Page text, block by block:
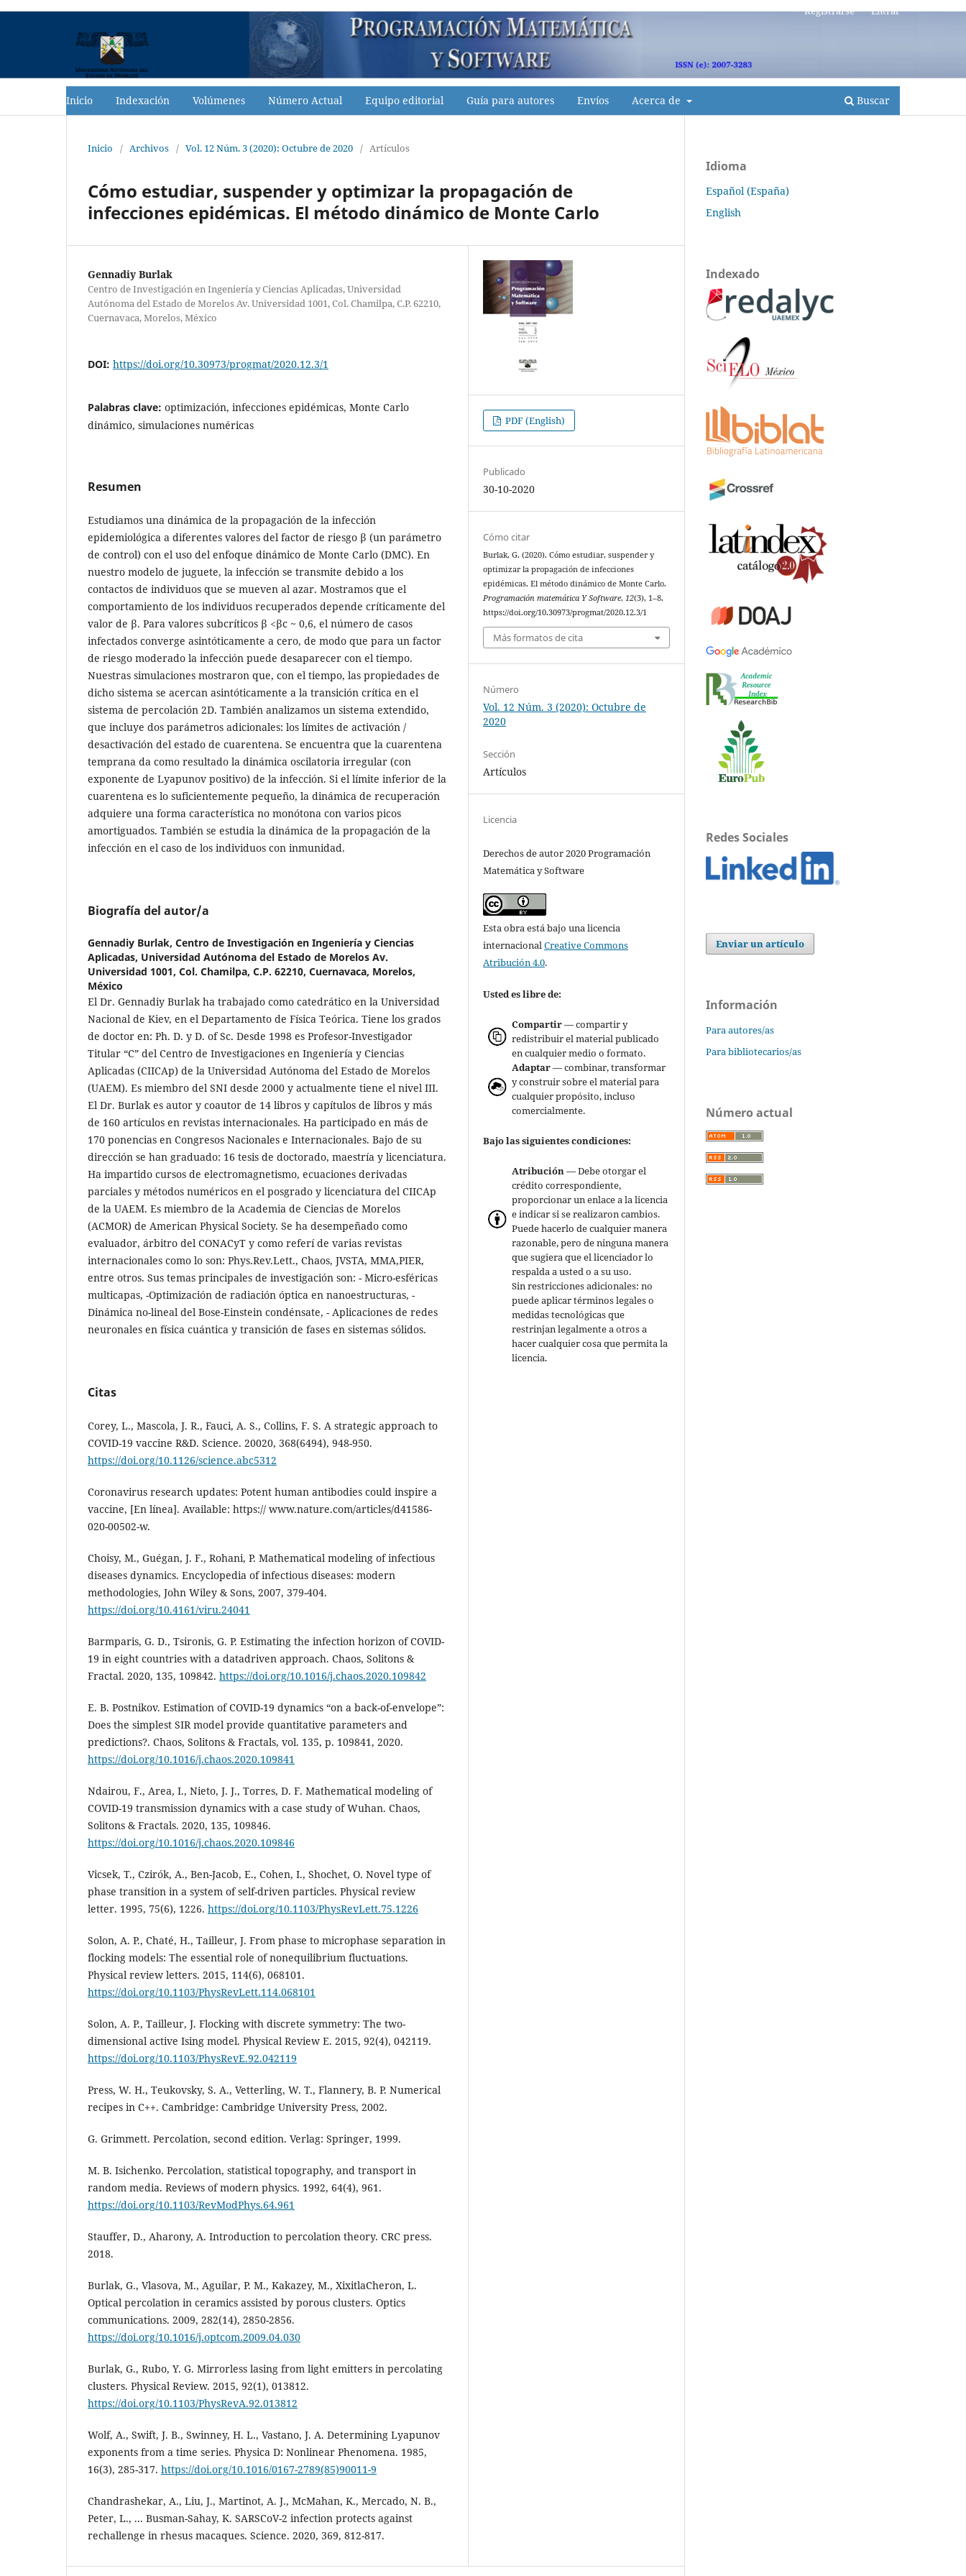
Inicio Indexación Volúmenes Número Actual Equipo editorial Guía para autores Envíos Acerca de Buscar
Registrarse Entrar
Inicio / Archivos / Vol. 12 Núm. 3 (2020): Octubre de 2020 / Artículos
Cómo estudiar, suspender y optimizar la propagación de
infecciones epidémicas. El método dinámico de Monte Carlo
Gennadiy Burlak
Centro de Investigación en Ingeniería y Ciencias Aplicadas, Universidad
Autónoma del Estado de Morelos Av. Universidad 1001, Col. Chamilpa, C.P. 62210,
Cuernavaca, Morelos, México
DOI: https://doi.org/10.30973/progmat/2020.12.3/1
Palabras clave: optimización, infecciones epidémicas, Monte Carlo
dinámico, simulaciones numéricas
Resumen
Estudiamos una dinámica de la propagación de la infección
epidemiológica a diferentes valores del factor de riesgo β (un parámetro
de control) con el uso del enfoque dinámico de Monte Carlo (DMC). En
nuestro modelo de juguete, la infección se transmite debido a los
contactos de individuos que se mueven al azar. Mostramos que el
comportamiento de los individuos recuperados depende críticamente del
valor de β. Para valores subcríticos β <βc ~ 0,6, el número de casos
infectados converge asintóticamente a cero, de modo que para un factor
de riesgo moderado la infección puede desaparecer con el tiempo.
Nuestras simulaciones mostraron que, con el tiempo, las propiedades de
dicho sistema se acercan asintóticamente a la transición crítica en el
sistema de percolación 2D. También analizamos un sistema extendido,
que incluye dos parámetros adicionales: los límites de activación /
desactivación del estado de cuarentena. Se encuentra que la cuarentena
temprana da como resultado la dinámica oscilatoria irregular (con
exponente de Lyapunov positivo) de la infección. Si el límite inferior de la
cuarentena es lo suficientemente pequeño, la dinámica de recuperación
adquiere una forma característica no monótona con varios picos
amortiguados. También se estudia la dinámica de la propagación de la
infección en el caso de los individuos con inmunidad.
Biografía del autor/a
Gennadiy Burlak, Centro de Investigación en Ingeniería y Ciencias
Aplicadas, Universidad Autónoma del Estado de Morelos Av.
Universidad 1001, Col. Chamilpa, C.P. 62210, Cuernavaca, Morelos,
México
El Dr. Gennadiy Burlak ha trabajado como catedrático en la Universidad
Nacional de Kiev, en el Departamento de Física Teórica. Tiene los grados
de doctor en: Ph. D. y D. of Sc. Desde 1998 es Profesor-Investigador
Titular “C” del Centro de Investigaciones en Ingeniería y Ciencias
Aplicadas (CIICAp) de la Universidad Autónoma del Estado de Morelos
(UAEM). Es miembro del SNI desde 2000 y actualmente tiene el nivel III.
El Dr. Burlak es autor y coautor de 14 libros y capítulos de libros y más
de 160 artículos en revistas internacionales. Ha participado en más de
170 ponencias en Congresos Nacionales e Internacionales. Bajo de su
dirección se han graduado: 16 tesis de doctorado, maestría y licenciatura.
Ha impartido cursos de electromagnetismo, ecuaciones derivadas
parciales y métodos numéricos en el posgrado y licenciatura del CIICAp
de la UAEM. Es miembro de la Academia de Ciencias de Morelos
(ACMOR) de American Physical Society. Se ha desempeñado como
evaluador, árbitro del CONACyT y como referí de varias revistas
internacionales como lo son: Phys.Rev.Lett., Chaos, JVSTA, MMA,PIER,
entre otros. Sus temas principales de investigación son: - Micro-esféricas
multicapas, -Optimización de radiación óptica en nanoestructuras, -
Dinámica no-lineal del Bose-Einstein condénsate, - Aplicaciones de redes
neuronales en física cuántica y transición de fases en sistemas sólidos.
Citas
Corey, L., Mascola, J. R., Fauci, A. S., Collins, F. S. A strategic approach to
COVID-19 vaccine R&D. Science. 20020, 368(6494), 948-950.
https://doi.org/10.1126/science.abc5312
Coronavirus research updates: Potent human antibodies could inspire a
vaccine, [En línea]. Available: https:// www.nature.com/articles/d41586-
020-00502-w.
Choisy, M., Guégan, J. F., Rohani, P. Mathematical modeling of infectious
diseases dynamics. Encyclopedia of infectious diseases: modern
methodologies, John Wiley & Sons, 2007, 379-404.
https://doi.org/10.4161/viru.24041
Barmparis, G. D., Tsironis, G. P. Estimating the infection horizon of COVID-
19 in eight countries with a datadriven approach. Chaos, Solitons &
Fractal. 2020, 135, 109842. https://doi.org/10.1016/j.chaos.2020.109842
E. B. Postnikov. Estimation of COVID-19 dynamics “on a back-of-envelope”:
Does the simplest SIR model provide quantitative parameters and
predictions?. Chaos, Solitons & Fractals, vol. 135, p. 109841, 2020.
https://doi.org/10.1016/j.chaos.2020.109841
Ndairou, F., Area, I., Nieto, J. J., Torres, D. F. Mathematical modeling of
COVID-19 transmission dynamics with a case study of Wuhan. Chaos,
Solitons & Fractals. 2020, 135, 109846.
https://doi.org/10.1016/j.chaos.2020.109846
Vicsek, T., Czirók, A., Ben-Jacob, E., Cohen, I., Shochet, O. Novel type of
phase transition in a system of self-driven particles. Physical review
letter. 1995, 75(6), 1226. https://doi.org/10.1103/PhysRevLett.75.1226
Solon, A. P., Chaté, H., Tailleur, J. From phase to microphase separation in
flocking models: The essential role of nonequilibrium fluctuations.
Physical review letters. 2015, 114(6), 068101.
https://doi.org/10.1103/PhysRevLett.114.068101
Solon, A. P., Tailleur, J. Flocking with discrete symmetry: The two-
dimensional active Ising model. Physical Review E. 2015, 92(4), 042119.
https://doi.org/10.1103/PhysRevE.92.042119
Press, W. H., Teukovsky, S. A., Vetterling, W. T., Flannery, B. P. Numerical
recipes in C++. Cambridge: Cambridge University Press, 2002.
G. Grimmett. Percolation, second edition. Verlag: Springer, 1999.
M. B. Isichenko. Percolation, statistical topography, and transport in
random media. Reviews of modern physics. 1992, 64(4), 961.
https://doi.org/10.1103/RevModPhys.64.961
Stauffer, D., Aharony, A. Introduction to percolation theory. CRC press.
2018.
Burlak, G., Vlasova, M., Aguilar, P. M., Kakazey, M., XixitlaCheron, L.
Optical percolation in ceramics assisted by porous clusters. Optics
communications. 2009, 282(14), 2850-2856.
https://doi.org/10.1016/j.optcom.2009.04.030
Burlak, G., Rubo, Y. G. Mirrorless lasing from light emitters in percolating
clusters. Physical Review. 2015, 92(1), 013812.
https://doi.org/10.1103/PhysRevA.92.013812
Wolf, A., Swift, J. B., Swinney, H. L., Vastano, J. A. Determining Lyapunov
exponents from a time series. Physica D: Nonlinear Phenomena. 1985,
16(3), 285-317. https://doi.org/10.1016/0167-2789(85)90011-9
Chandrashekar, A., Liu, J., Martinot, A. J., McMahan, K., Mercado, N. B.,
Peter, L., ... Busman-Sahay, K. SARSCoV-2 infection protects against
rechallenge in rhesus macaques. Science. 2020, 369, 812-817.
PDF (English)
Publicado
30-10-2020
Cómo citar
Burlak, G. (2020). Cómo estudiar, suspender y
optimizar la propagación de infecciones
epidémicas. El método dinámico de Monte Carlo.
Programación matemática Y Software,12(3), 1–8.
https://doi.org/10.30973/progmat/2020.12.3/1
Más formatos de cita
Número
Vol. 12 Núm. 3 (2020): Octubre de
2020
Sección
Artículos
Licencia
Derechos de autor 2020 Programación
Matemática y Software
Esta obra está bajo una licencia
internacionalCreative Commons
Atribución 4.0.
Usted es libre de:
Compartir— compartir y
redistribuir el material publicado
en cualquier medio o formato.
Adaptar— combinar, transformar
y construir sobre el material para
cualquier propósito, incluso
comercialmente.
Bajo las siguientes condiciones:
Atribución— Debe otorgar el
crédito correspondiente,
proporcionar un enlace a la licencia
e indicar si se realizaron cambios.
Puede hacerlo de cualquier manera
razonable, pero de ninguna manera
que sugiera que el licenciador lo
respalda a usted o a su uso.
Sin restricciones adicionales: no
puede aplicar términos legales o
medidas tecnológicas que
restrinjan legalmente a otros a
hacer cualquier cosa que permita la
licencia.
Idioma
Español (España)
English
Indexado
Redes Sociales
Enviar un artículo
Información
Para autores/as
Para bibliotecarios/as
Número actual